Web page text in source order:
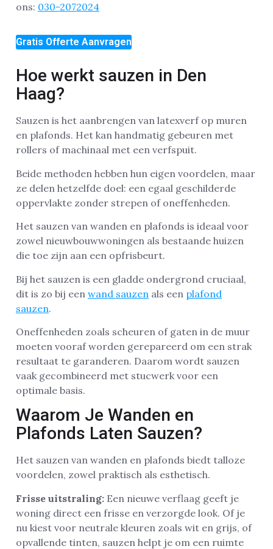
ons: 030-2072024
Gratis Offerte Aanvragen
Hoe werkt sauzen in Den
Haag?
Sauzen is het aanbrengen van latexverf op muren
en plafonds. Het kan handmatig gebeuren met
rollers of machinaal met een verfspuit.
Beide methoden hebben hun eigen voordelen, maar
ze delen hetzelfde doel: een egaal geschilderde
oppervlakte zonder strepen of oneffenheden.
Het sauzen van wanden en plafonds is ideaal voor
zowel nieuwbouwwoningen als bestaande huizen
die toe zijn aan een opfrisbeurt.
Bij het sauzen is een gladde ondergrond cruciaal,
dit is zo bij een wand sauzen als een plafond
sauzen.
Oneffenheden zoals scheuren of gaten in de muur
moeten vooraf worden gerepareerd om een strak
resultaat te garanderen. Daarom wordt sauzen
vaak gecombineerd met stucwerk voor een
optimale basis.
Waarom Je Wanden en
Plafonds Laten Sauzen?
Het sauzen van wanden en plafonds biedt talloze
voordelen, zowel praktisch als esthetisch.
Frisse uitstraling: Een nieuwe verflaag geeft je
woning direct een frisse en verzorgde look. Of je
nu kiest voor neutrale kleuren zoals wit en grijs, of
opvallende tinten, sauzen helpt je om een ruimte